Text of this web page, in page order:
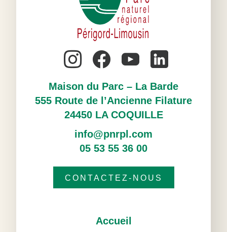
Maison du Parc – La Barde
555 Route de l’Ancienne Filature
24450 LA COQUILLE
info@pnrpl.com
05 53 55 36 00
CONTACTEZ-NOUS
Accueil